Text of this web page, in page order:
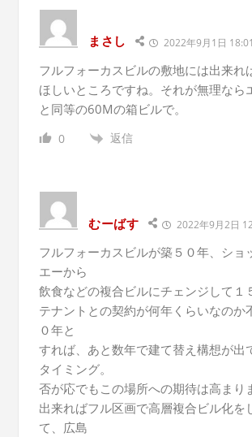
まさし 2022年9月1日 18:01
フルフォーカスビルの敷地には出来れ
ほしいところですね。それが無理なら
と同等の60Mの箱ビルで。
0 返信
むーばす 2022年9月2日
フルフォーカスビルが築５０年、ショ
エーから
飲食などの複合ビルにチェンジして１
テナントとの契約が何年くらいなのか
０年と
すれば、あと数年で建て替え構想が出
タイミング。
否が応でもこの場所への期待は高まり
出来ればフル区画で高層複合ビル化を
て、広島